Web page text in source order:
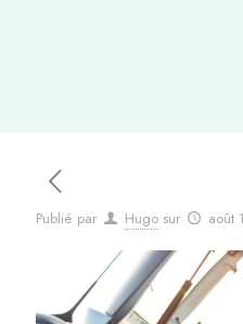
Publié par Hugo sur août